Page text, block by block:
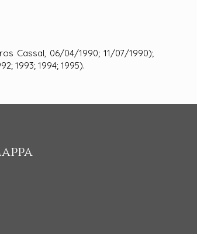
Cassal, 06/04/1990; 11/07/1990);
1993; 1994; 1995).